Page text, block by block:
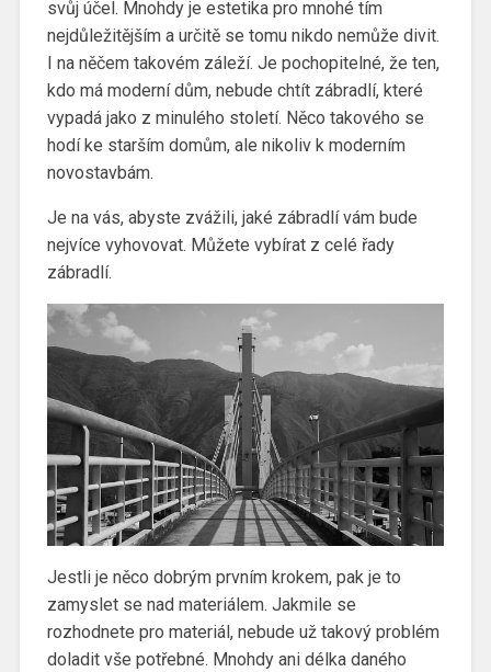
svůj účel. Mnohdy je estetika pro mnohé tím
nejdůležitějším a určitě se tomu nikdo nemůže divit.
I na něčem takovém záleží. Je pochopitelné, že ten,
kdo má moderní dům, nebude chtít zábradlí, které
vypadá jako z minulého století. Něco takového se
hodí ke starším domům, ale nikoliv k moderním
novostavbám.
Je na vás, abyste zvážili, jaké zábradlí vám bude
nejvíce vyhovovat. Můžete vybírat z celé řady
zábradlí.
Jestli je něco dobrým prvním krokem, pak je to
zamyslet se nad materiálem. Jakmile se
rozhodnete pro materiál, nebude už takový problém
doladit vše potřebné. Mnohdy ani délka daného